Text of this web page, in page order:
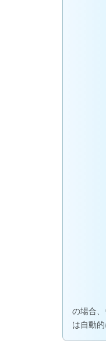
の場合
は自動的